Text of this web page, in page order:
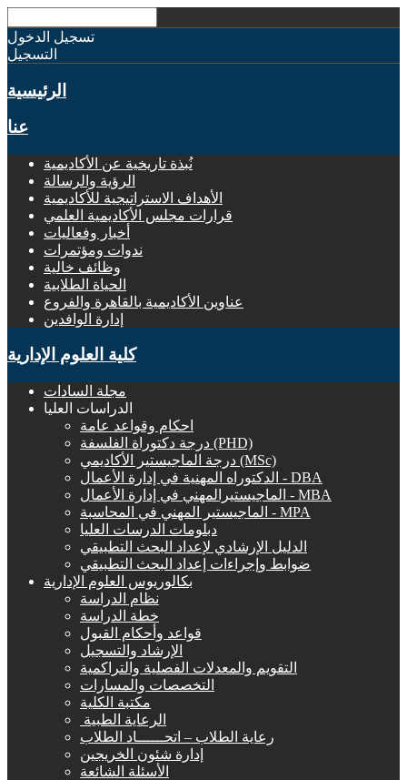
تسجيل الدخول
التسجيل
الرئيسية
عنا
نُبذة تاريخية عن الأكاديمية
الرؤية والرسالة
الأهداف الاستراتيجية للأكاديمية
قرارات مجلس الأكاديمية العلمي
أخبار وفعاليات
ندوات ومؤتمرات
وظائف خالية
الحياة الطلابية
عناوين الأكاديمية بالقاهرة والفروع
إدارة الوافدين
كلية العلوم الإدارية
مجلة السادات
الدراسات العليا
احكام وقواعد عامة
درجة دكتوراة الفلسفة (PHD)
درجة الماجيستير الأكاديمي (MSc)
الدكتوراه المهنية في إدارة الأعمال - DBA
الماجيستيرالمهني في إدارة الأعمال - MBA
الماجيستير المهني في المحاسبة - MPA
دبلومات الدرسات العليا
الدليل الإرشادي لإعداد البحث التطبيقي
ضوابط وإجراءات إعداد البحث التطبيقي
بكالوريوس العلوم الإدارية
نظام الدراسة
خطة الدراسة
قواعد وأحكام القبول
الإرشاد والتسجيل
التقويم والمعدلات الفصلية والتراكمية
التخصصات والمسارات
مكتبة الكلية
الرعاية الطبية ‏
رعاية الطلاب – اتحــــــاد الطلاب
إدارة شئون الخريجين
الأسئلة الشائعة